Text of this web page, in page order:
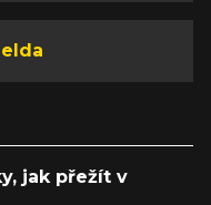
jak přežít v